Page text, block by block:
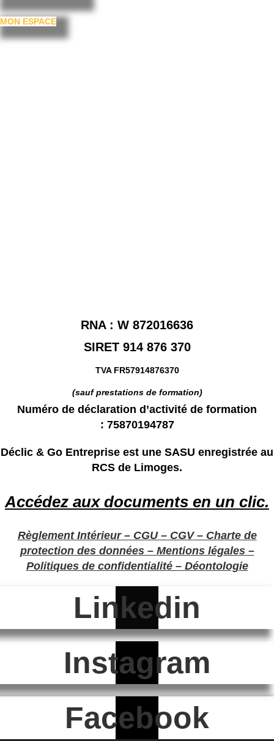
MON ESPACE
RNA : W 872016636
SIRET 914 876 370
TVA FR57914876370
(sauf prestations de formation)
Numéro de déclaration d’activité de formation
: 75870194787
Déclic & Go Entreprise est une SASU enregistrée au
RCS de Limoges.
Accédez aux documents en un clic.
Règlement Intérieur– CGU–CGV– Charte de
protection des données– Mentions légales–
Politiques de confidentialité – Déontologie
Linkedin
Instagram
Facebook